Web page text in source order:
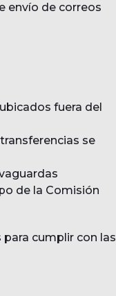
envío de correos
fuera del
se
de la Comisión
cumplir con las